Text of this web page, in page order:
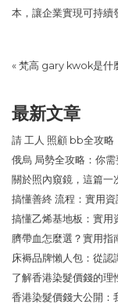
本，讓企業實現可持續
« 梵高 gary kwok是什
最新文章
請 工人 照顧 bb全攻略
俄烏 局勢全攻略：你
關於照內窺鏡，這篇一
搞懂善終 流程：實用
搞懂乙烯基地板：實用
臍帶血怎麼選？實用指
床褥品牌懶人包：從認
了解香港染髮價錢的理
香港染髮價錢大公開：